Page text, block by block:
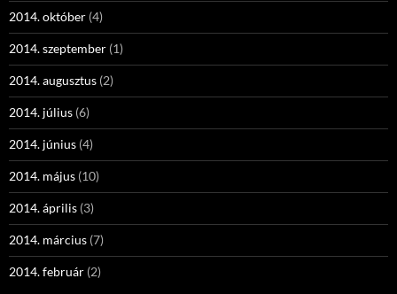
2014. október (4)
2014. szeptember (1)
2014. augusztus (2)
2014. július (6)
2014. június (4)
2014. május (10)
2014. április (3)
2014. március (7)
2014. február (2)